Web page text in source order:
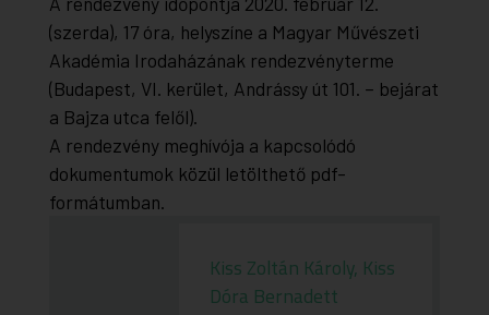
(szerda), 17 óra, helyszíne a Magyar Művészeti
Akadémia Irodaházának rendezvényterme
(Budapest, VI. kerület, Andrássy út 101. – bejárat
a Bajza utca felől).
A rendezvény meghívója a kapcsolódó
dokumentumok közül letölthető pdf-
formátumban.
Kiss Zoltán Károly, Kiss
Dóra Bernadett